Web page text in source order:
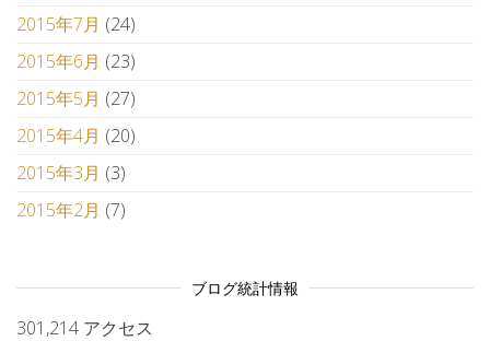
2015年7月 (24)
2015年6月 (23)
2015年5月 (27)
2015年4月 (20)
2015年3月 (3)
2015年2月 (7)
ブログ統計情報
301,214 アクセス